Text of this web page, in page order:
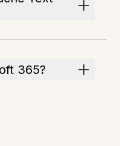
365?